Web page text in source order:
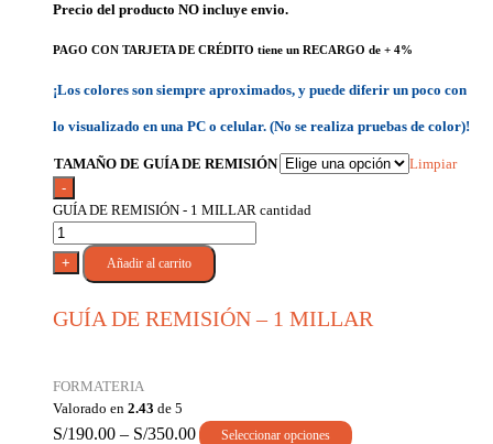
Precio del producto NO incluye envio.
PAGO CON TARJETA DE CRÉDITO tiene un RECARGO de + 4%
¡Los colores son siempre aproximados, y puede diferir un poco con
lo visualizado en una PC o celular. (No se realiza pruebas de color)!
TAMAÑO DE GUÍA DE REMISIÓN
Limpiar
-
GUÍA DE REMISIÓN - 1 MILLAR cantidad
+ Añadir al carrito
GUÍA DE REMISIÓN – 1 MILLAR
FORMATERIA
Valorado en 2.43 de 5
S/190.00 – S/350.00 Seleccionar opciones